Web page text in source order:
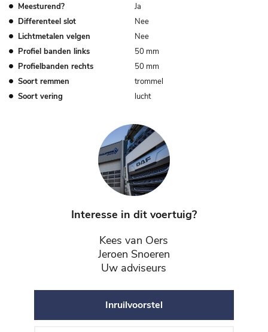
Meesturend?
Ja
Differenteel slot
Nee
Lichtmetalen velgen
Nee
Profiel banden links
50 mm
Profielbanden rechts
50 mm
Soort remmen
trommel
Soort vering
lucht
Interesse in dit voertuig?
Kees van Oers
Jeroen Snoeren
Uw adviseurs
Inruilvoorstel